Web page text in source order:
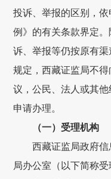
投诉、举报的区别，
例 》的有关条款界定
诉、举报等仍按原有
规定，西藏证监局不
议，公民、法人或其
申请办理。
（一）受理机构
西藏证监局政府信
局办公室 （以下简称受